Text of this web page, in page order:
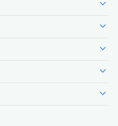
expand_more
expand_more
expand_more
expand_more
expand_more